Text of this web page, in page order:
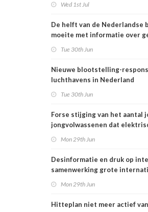
Wed 1st Jul
De helft van de Nederlandse
moeite met informatie over
Tue 30th Jun
Nieuwe blootstelling-
luchthavens in Nederland
Tue 30th Jun
Forse stijging van het aantal
jongvolwassenen dat
Mon 29th Jun
Desinformatie en druk op
samenwerking grote
Mon 29th Jun
Hitteplan niet meer actief